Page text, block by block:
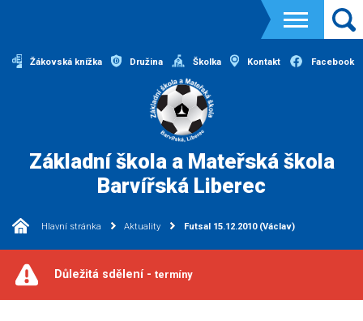
Žákovská knížka Družina Školka Kontakt Facebook
Základní škola a Mateřská škola
Barvířská Liberec
Hlavní stránka Aktuality Futsal 15.12.2010 (Václav)
Důležitá sdělení - termíny